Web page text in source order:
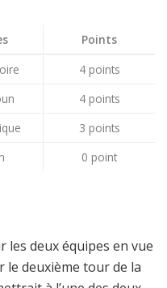
Points
4 points
4 points
3 points
0 point
les deux équipes en vue
le deuxième tour de la